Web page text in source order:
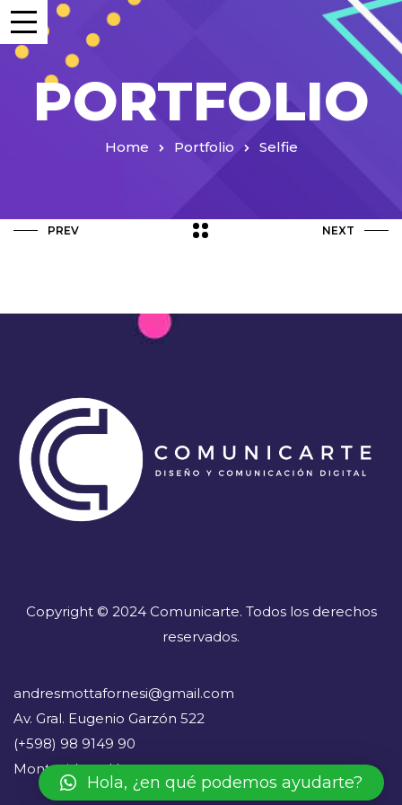
PORTFOLIO
Home Portfolio Selfie
PREV NEXT
Copyright © 2024 Comunicarte. Todos los derechos
reservados.
andresmottafornesi@gmail.com
Av. Gral. Eugenio Garzón 522
(+598) 98 9149 90
Montevideo - Uruguay
Hola, ¿en qué podemos ayudarte?